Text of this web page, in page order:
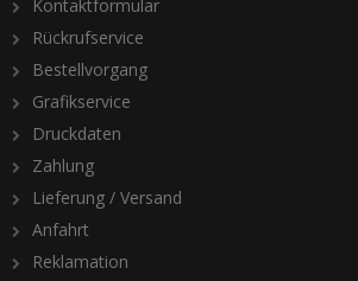
Kontaktformular
Rückrufservice
Bestellvorgang
Grafikservice
Druckdaten
Zahlung
Lieferung / Versand
Anfahrt
Reklamation